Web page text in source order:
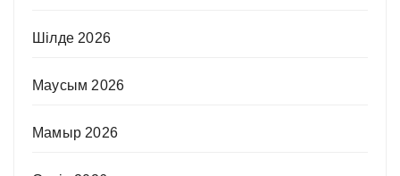
Шілде 2026
Маусым 2026
Мамыр 2026